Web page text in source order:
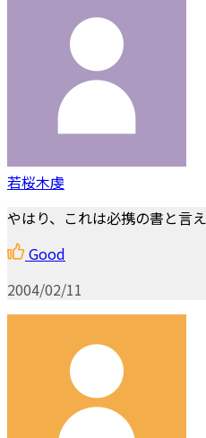
若桜木虔
やはり、これは必携の書と言え
Good
2004/02/11